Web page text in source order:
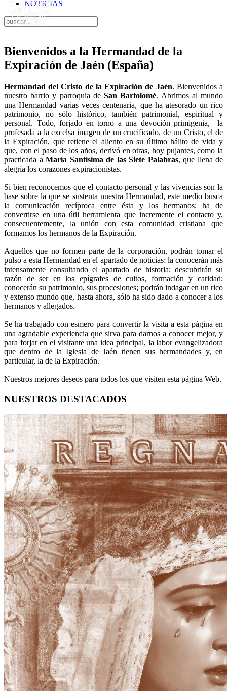
NOTICIAS
Bienvenidos a la Hermandad de la
Expiración de Jaén (España)
Hermandad del Cristo de la Expiración de Jaén. Bienvenidos a
nuestro barrio y parroquia deSan Bartolomé. Abrimos al mundo
una Hermandad varias veces centenaria, que ha atesorado un rico
patrimonio, no sólo histórico, también patrimonial, espiritual y
personal. Todo, forjado en torno a una devoción primigenia, la
profesada a la excelsa imagen de un crucificado, de un Cristo, el de
la Expiración, que retiene el aliento en su último hálito de vida y
que, con el paso de los años, derivó en otras, hoy pujantes, como la
practicada a María Santísima de las Siete Palabras, que llena de
alegría los corazones expiracionistas.
Si bien reconocemos que el contacto personal y las vivencias son la
base sobre la que se sustenta nuestra Hermandad, este medio busca
la comunicación recíproca entre ésta y los hermanos; ha de
convertirse en una útil herramienta que incremente el contacto y,
consecuentemente, la unión con esta comunidad cristiana que
formamos los hermanos de la Expiración.
Aquellos que no formen parte de la corporación, podrán tomar el
pulso a esta Hermandad en el apartado de noticias; la conocerán más
intensamente consultando el apartado de historia; descubrirán su
razón de ser en los epígrafes de cultos, formación y caridad;
conocerán su patrimonio, sus procesiones; podrán indagar en un rico
y extenso mundo que, hasta ahora, sólo ha sido dado a conocer a los
hermanos y allegados.
Se ha trabajado con esmero para convertir la visita a esta página en
una agradable experiencia que sirva para darnos a conocer mejor, y
para forjar en el visitante una idea principal, la labor evangelizadora
que dentro de la Iglesia de Jaén tienen sus hermandades y, en
particular, la de la Expiración.
Nuestros mejores deseos para todos los que visiten esta página Web.
NUESTROS DESTACADOS